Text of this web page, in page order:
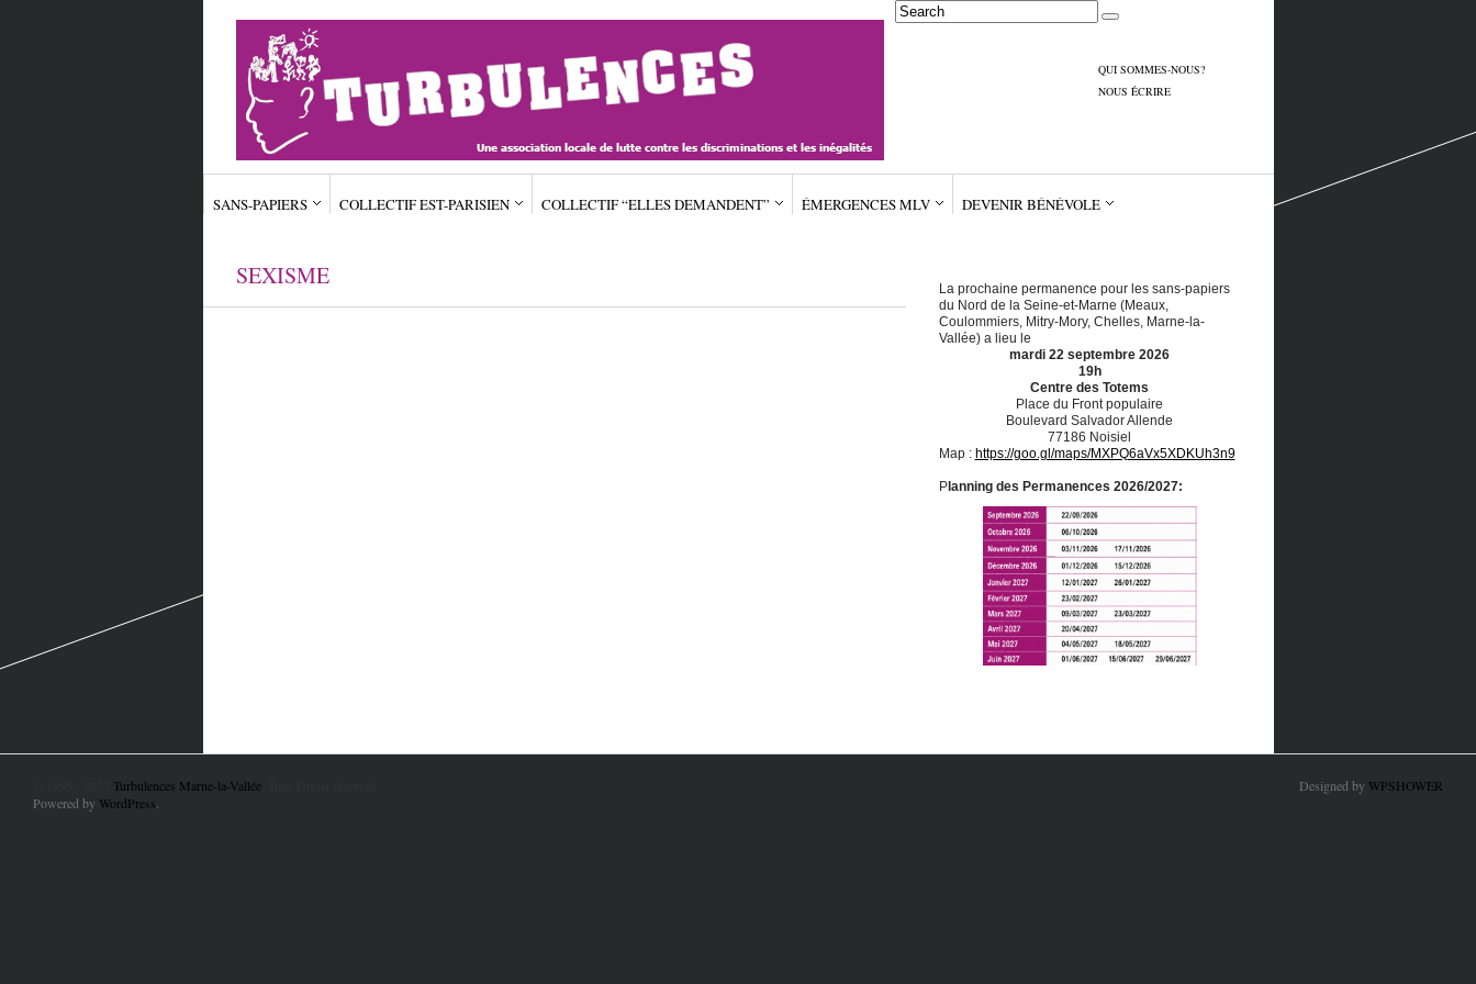
QUI SOMMES-NOUS?
NOUS ÉCRIRE
SANS-PAPIERS COLLECTIF EST-PARISIEN COLLECTIF “ELLES DEMANDENT” ÉMERGENCES MLV DEVENIR BÉNÉVOLE
SEXISME
La prochaine permanence pour les sans-papiers
du Nord de la Seine-et-Marne (Meaux,
Coulommiers, Mitry-Mory, Chelles, Marne-la-
Vallée) a lieu le
mardi 22 septembre 2026
19h
Centre des Totems
Place du Front populaire
Boulevard Salvador Allende
77186 Noisiel
Map : https://goo.gl/maps/MXPQ6aVx5XDKUh3n9
Planning des Permanences 2026/2027:
Turbulences Marne-la-Vallée
Powered by WordPress.
Designed by WPSHOWER